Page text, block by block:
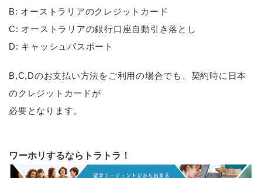
B: オーストラリアのクレジットカード
C: オーストラリアの銀行口座自動引き落とし
D: キャッシュパスポート
B,C,Dのお支払い方法をご利用の場合でも、契約時に日本
のクレジットカードが
必要となります。
ワーホリするならトラトラ！